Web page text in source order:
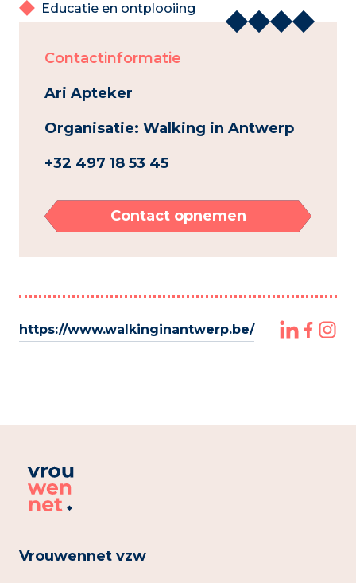
Educatie en ontplooiing
Contactinformatie
Ari Apteker
Organisatie: Walking in Antwerp
+32 497 18 53 45
Contact opnemen
https://www.walkinginantwerp.be/
Vrouwennet vzw